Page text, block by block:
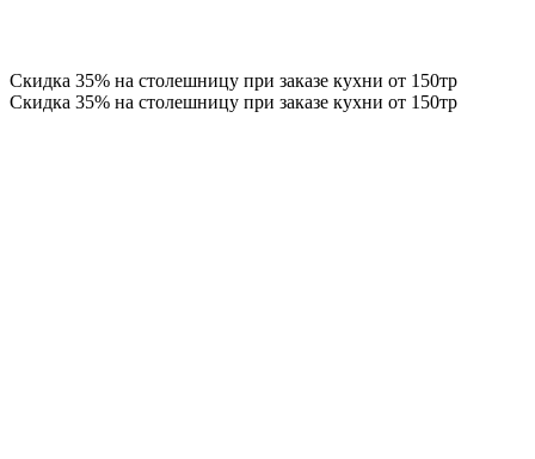
Скидка 35% на столешницу при заказе кухни от 150тр
Скидка 35% на столешницу при заказе кухни от 150тр